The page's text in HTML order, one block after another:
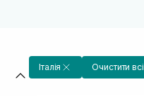
Італія Очистити всі